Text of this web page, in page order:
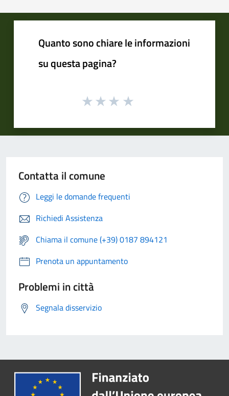
Quanto sono chiare le informazioni
su questa pagina?
Contatta il comune
Leggi le domande frequenti
Richiedi Assistenza
Chiama il comune (+39) 0187 894121
Prenota un appuntamento
Problemi in città
Segnala disservizio